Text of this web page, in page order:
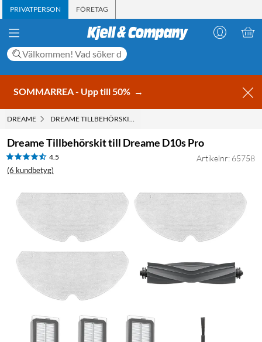
PRIVATPERSON FÖRETAG
SOMMARREA - Upp till 50% →
DREAME DREAME TILLBEHÖRSKIT TILL DREAME D10S PRO
Dreame Tillbehörskit till Dreame D10s Pro
4.5
(6 kundbetyg)
Artikelnr: 65758